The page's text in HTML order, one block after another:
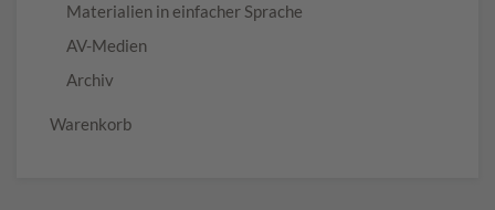
Materialien in einfacher Sprache
AV-Medien
Archiv
Warenkorb